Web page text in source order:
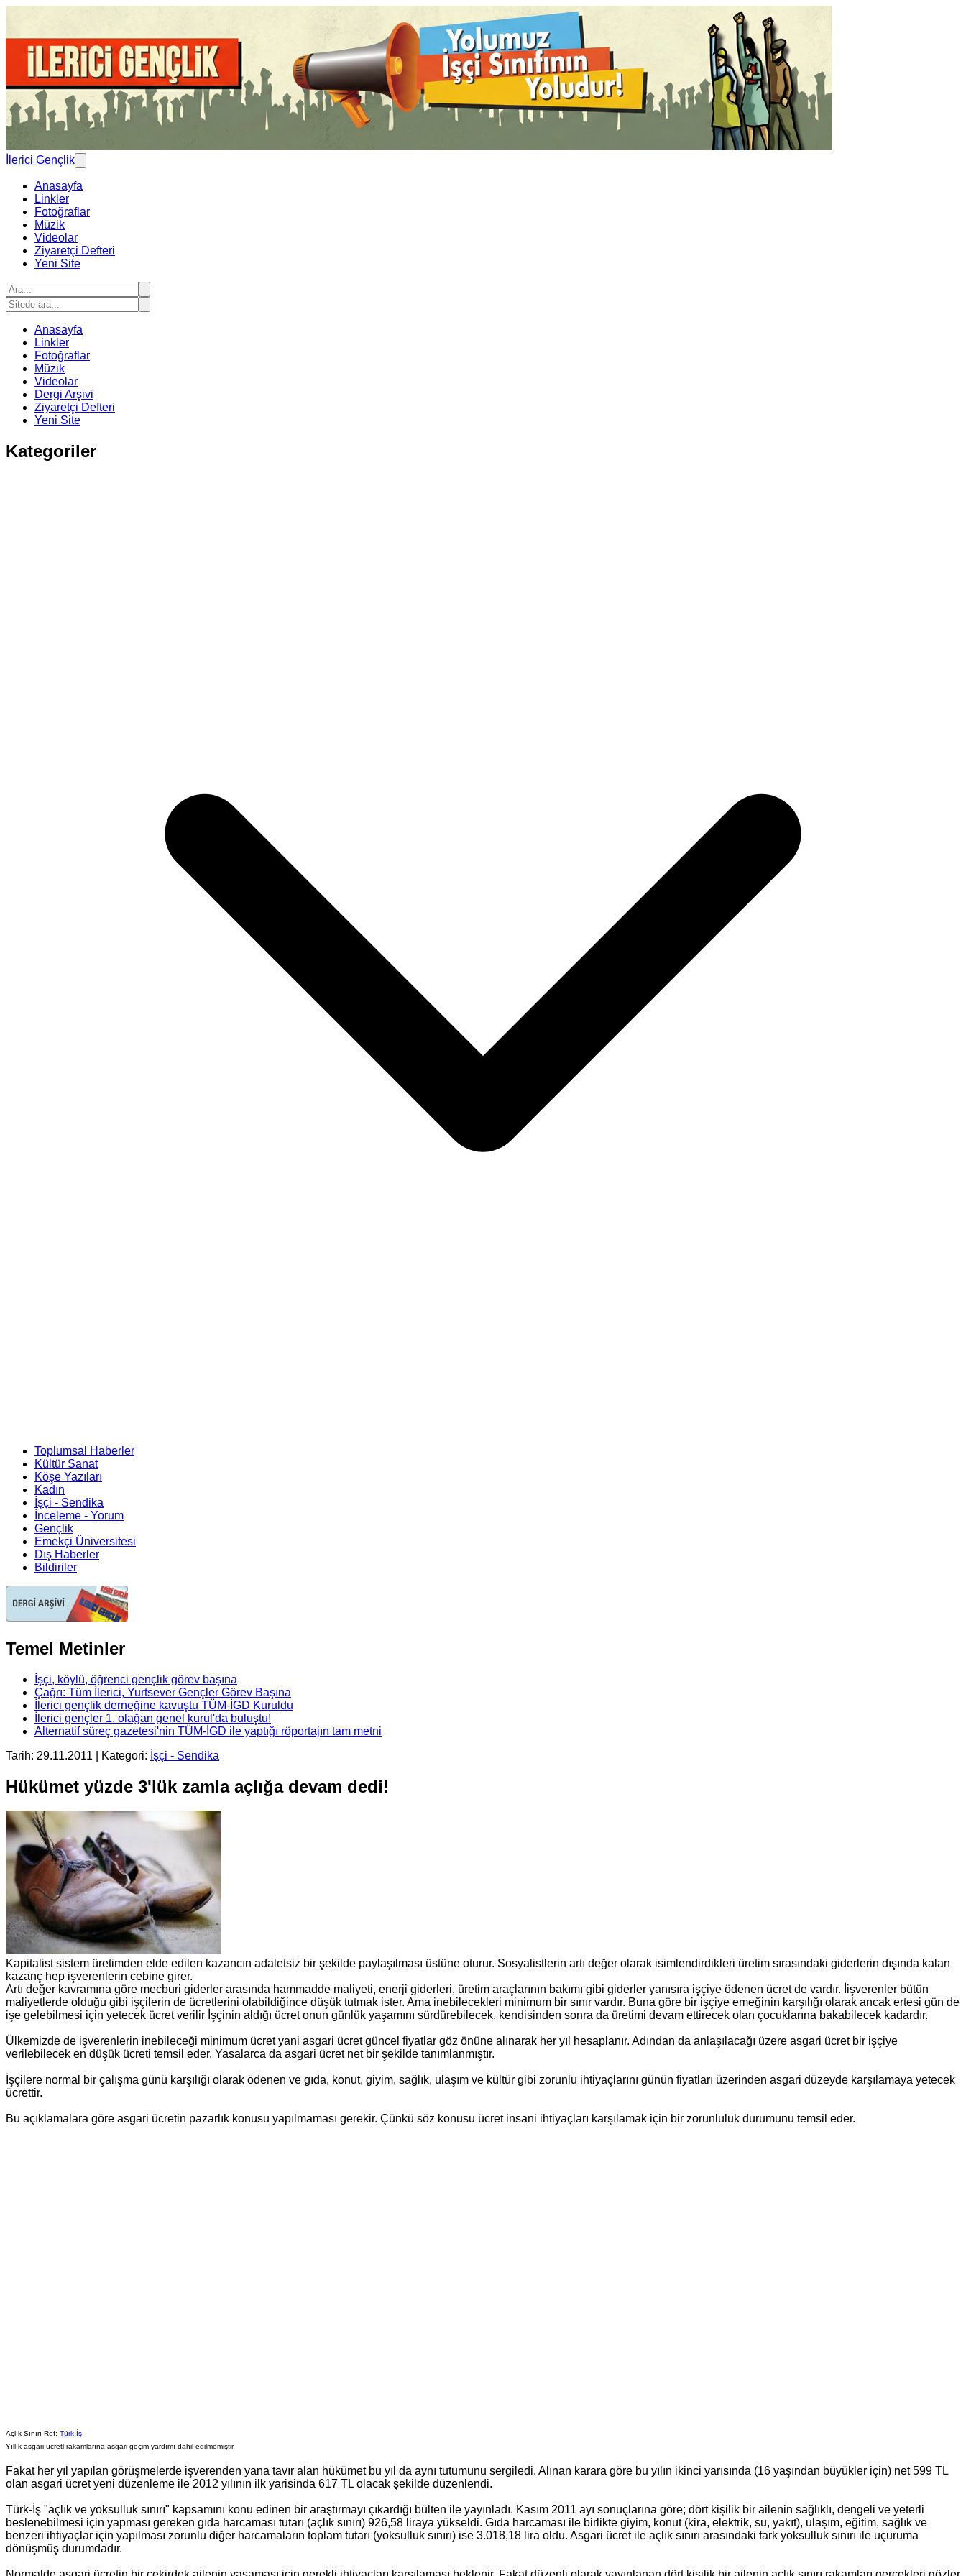
İlerici Gençlik
Anasayfa
Linkler
Fotoğraflar
Müzik
Videolar
Ziyaretçi Defteri
Yeni Site
Anasayfa
Linkler
Fotoğraflar
Müzik
Videolar
Dergi Arşivi
Ziyaretçi Defteri
Yeni Site
Kategoriler
Toplumsal Haberler
Kültür Sanat
Köşe Yazıları
Kadın
İşçi - Sendika
İnceleme - Yorum
Gençlik
Emekçi Üniversitesi
Dış Haberler
Bildiriler
Temel Metinler
İşçi, köylü, öğrenci gençlik görev başına
Çağrı: Tüm İlerici, Yurtsever Gençler Görev Başına
İlerici gençlik derneğine kavuştu TÜM-İGD Kuruldu
İlerici gençler 1. olağan genel kurul'da buluştu!
Alternatif süreç gazetesi'nin TÜM-İGD ile yaptığı röportajın tam metni
Tarih: 29.11.2011 | Kategori: İşçi - Sendika
Hükümet yüzde 3'lük zamla açlığa devam dedi!
Kapitalist sistem üretimden elde edilen kazancın adaletsiz bir şekilde paylaşılması üstüne oturur. Sosyalistlerin artı değer olarak isimlendirdikleri üretim sırasındaki giderlerin dışında kalan
kazanç hep işverenlerin cebine girer.
Artı değer kavramına göre mecburi giderler arasında hammadde maliyeti, enerji giderleri, üretim araçlarının bakımı gibi giderler yanısıra işçiye ödenen ücret de vardır. İişverenler bütün
maliyetlerde olduğu gibi işçilerin de ücretlerini olabildiğince düşük tutmak ister. Ama inebilecekleri minimum bir sınır vardır. Buna göre bir işçiye emeğinin karşılığı olarak ancak ertesi gün de
işe gelebilmesi için yetecek ücret verilir İşçinin aldığı ücret onun günlük yaşamını sürdürebilecek, kendisinden sonra da üretimi devam ettirecek olan çocuklarına bakabilecek kadardır.
Ülkemizde de işverenlerin inebileceği minimum ücret yani asgari ücret güncel fiyatlar göz önüne alınarak her yıl hesaplanır. Adından da anlaşılacağı üzere asgari ücret bir işçiye
verilebilecek en düşük ücreti temsil eder. Yasalarca da asgari ücret net bir şekilde tanımlanmıştır.
İşçilere normal bir çalışma günü karşılığı olarak ödenen ve gıda, konut, giyim, sağlık, ulaşım ve kültür gibi zorunlu ihtiyaçlarını günün fiyatları üzerinden asgari düzeyde karşılamaya yetecek
ücrettir.
Bu açıklamalara göre asgari ücretin pazarlık konusu yapılmaması gerekir. Çünkü söz konusu ücret insani ihtiyaçları karşılamak için bir zorunluluk durumunu temsil eder.
Açlık Sınırı Ref: Türk-İş
Yıllık asgari ücretl rakamlarına asgari geçim yardımı dahil edilmemiştir
Fakat her yıl yapılan görüşmelerde işverenden yana tavır alan hükümet bu yıl da aynı tutumunu sergiledi. Alınan karara göre bu yılın ikinci yarısında (16 yaşından büyükler için) net 599 TL
olan asgari ücret yeni düzenleme ile 2012 yılının ilk yarisinda 617 TL olacak şekilde düzenlendi.
Türk-İş "açlık ve yoksulluk sınırı" kapsamını konu edinen bir araştırmayı çıkardığı bülten ile yayınladı. Kasım 2011 ayı sonuçlarına göre; dört kişilik bir ailenin sağlıklı, dengeli ve yeterli
beslenebilmesi için yapması gereken gıda harcaması tutarı (açlık sınırı) 926,58 liraya yükseldi. Gıda harcaması ile birlikte giyim, konut (kira, elektrik, su, yakıt), ulaşım, eğitim, sağlık ve
benzeri ihtiyaçlar için yapılması zorunlu diğer harcamaların toplam tutarı (yoksulluk sınırı) ise 3.018,18 lira oldu. Asgari ücret ile açlık sınırı arasındaki fark yoksulluk sınırı ile uçuruma
dönüşmüş durumdadır.